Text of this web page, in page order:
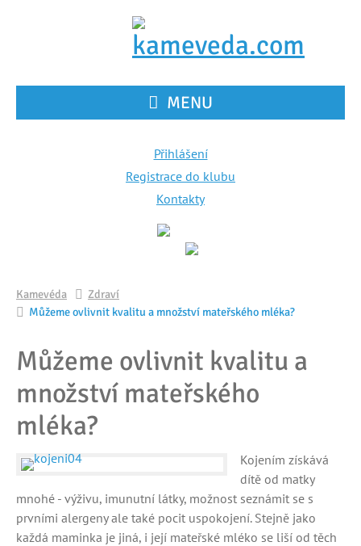
MENU
Přihlášení
Registrace do klubu
Kontakty
Kamevéda
Zdraví
Můžeme ovlivnit kvalitu a množství mateřského mléka?
Můžeme ovlivnit kvalitu a
množství mateřského
mléka?
Kojením získává
dítě od matky
mnohé - výživu, imunutní látky, možnost seznámit se s
prvními alergeny ale také pocit uspokojení. Stejně jako
každá maminka je jiná, i její mateřské mléko se liší od těch